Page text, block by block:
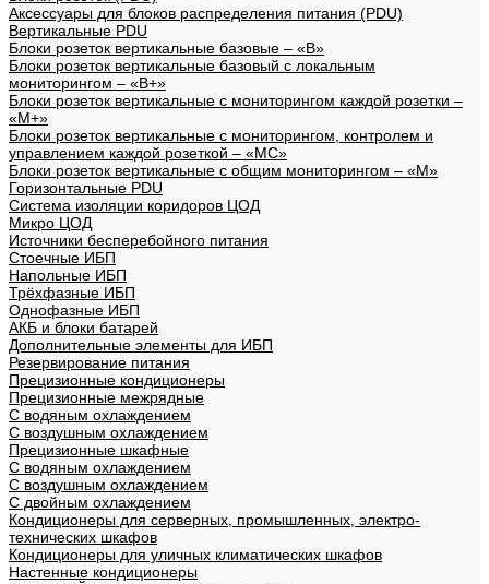
Аксессуары для блоков распределения питания (PDU)
Вертикальные PDU
Блоки розеток вертикальные базовые – «В»
Блоки розеток вертикальные базовый с локальным
мониторингом – «В+»
Блоки розеток вертикальные с мониторингом каждой розетки –
«М+»
Блоки розеток вертикальные с мониторингом, контролем и
управлением каждой розеткой – «МС»
Блоки розеток вертикальные с общим мониторингом – «М»
Горизонтальные PDU
Система изоляции коридоров ЦОД
Микро ЦОД
Источники бесперебойного питания
Стоечные ИБП
Напольные ИБП
Трёхфазные ИБП
Однофазные ИБП
АКБ и блоки батарей
Дополнительные элементы для ИБП
Резервирование питания
Прецизионные кондиционеры
Прецизионные межрядные
С водяным охлаждением
С воздушным охлаждением
Прецизионные шкафные
С водяным охлаждением
С воздушным охлаждением
С двойным охлаждением
Кондиционеры для серверных, промышленных, электро-
технических шкафов
Кондиционеры для уличных климатических шкафов
Настенные кондиционеры